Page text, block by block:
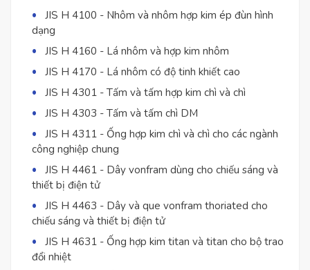
JIS H 4100 - Nhôm và nhôm hợp kim ép đùn hình
dạng
JIS H 4160 - Lá nhôm và hợp kim nhôm
JIS H 4170 - Lá nhôm có độ tinh khiết cao
JIS H 4301 - Tấm và tấm hợp kim chì và chì
JIS H 4303 - Tấm và tấm chì DM
JIS H 4311 - Ống hợp kim chì và chì cho các ngành
công nghiệp chung
JIS H 4461 - Dây vonfram dùng cho chiếu sáng và
thiết bị điện tử
JIS H 4463 - Dây và que vonfram thoriated cho
chiếu sáng và thiết bị điện tử
JIS H 4631 - Ống hợp kim titan và titan cho bộ trao
đổi nhiệt